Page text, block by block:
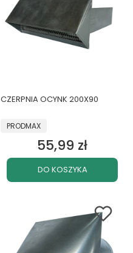
CZERPNIA OCYNK 200X90
PRODUCENT
PRODMAX
Cena
55,99 zł
DO KOSZYKA